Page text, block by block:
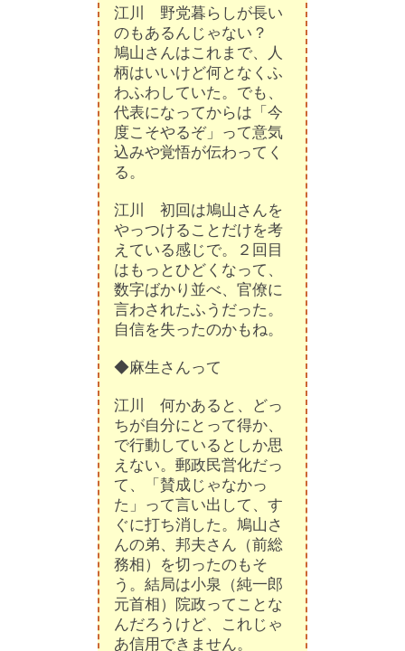
江川 野党暮らしが長い
のもあるんじゃない？
鳩山さんはこれまで、人
柄はいいけど何となくふ
わふわしていた。でも、
代表になってからは「今
度こそやるぞ」って意気
込みや覚悟が伝わってく
る。
江川 初回は鳩山さんを
やっつけることだけを考
えている感じで。２回目
はもっとひどくなって、
数字ばかり並べ、官僚に
言わされたふうだった。
自信を失ったのかもね。
◆麻生さんって
江川 何かあると、どっ
ちが自分にとって得か、
で行動しているとしか思
えない。郵政民営化だっ
て、「賛成じゃなかっ
た」って言い出して、す
ぐに打ち消した。鳩山さ
んの弟、邦夫さん（前総
務相）を切ったのもそ
う。結局は小泉（純一郎
元首相）院政ってことな
んだろうけど、これじゃ
あ信用できません。